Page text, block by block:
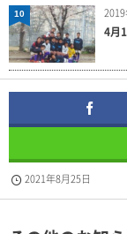
4月
10
2021年8月25日